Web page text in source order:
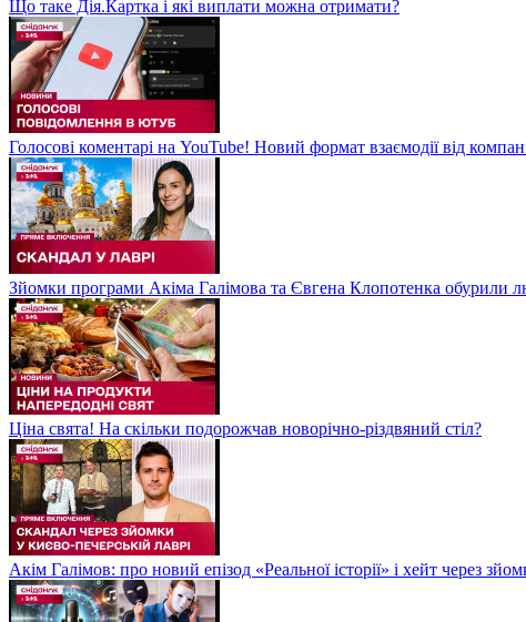
Що таке Дія.Картка і які виплати можна отримати?
Голосові коментарі на YouTube! Новий формат взаємодії від
Зйомки програми Акіма Галімова та Євгена Клопотенка
Ціна свята! На скільки подорожчав новорічно-різдвяний стіл?
Акім Галімов: про новий епізод «Реальної історії» і хейт через